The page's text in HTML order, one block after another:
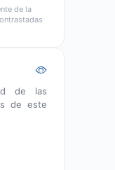
de la
de las
de este